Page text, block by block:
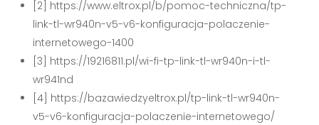
[2] https://www.eltrox.pl/b/pomoc-techniczna/tp-
link-tl-wr940n-v5-v6-konfiguracja-polaczenie-
internetowego-1400
[3] https://19216811.pl/wi-fi-tp-link-tl-wr940n-i-tl-
wr941nd
[4] https://bazawiedzyeltrox.pl/tp-link-tl-wr940n-
v5-v6-konfiguracja-polaczenie-internetowego/